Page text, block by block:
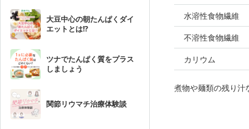
大豆中心の朝たんぱくダイ
エットとは!?
ツナでたんぱく質をプラス
しましょう
関節リウマチ治療体験談
水溶性食物繊維
不溶性食物繊維
カリウム
煮物や麺類の残り汁